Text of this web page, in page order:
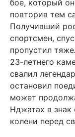
бое, который
повторив тем
Получивший
спортсмен,
пропустил
23-летнего
свалил
остановил
может
Нджатах в знак
колени перед